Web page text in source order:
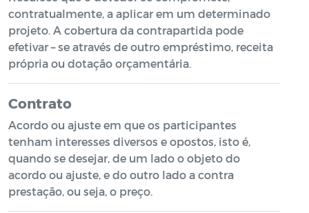
contratualmente, a aplicar em um determinado
projeto. A cobertura da contrapartida pode
efetivar – se através de outro empréstimo, receita
própria ou dotação orçamentária.
Contrato
Acordo ou ajuste em que os participantes
tenham interesses diversos e opostos, isto é,
quando se desejar, de um lado o objeto do
acordo ou ajuste, e do outro lado a contra
prestação, ou seja, o preço.